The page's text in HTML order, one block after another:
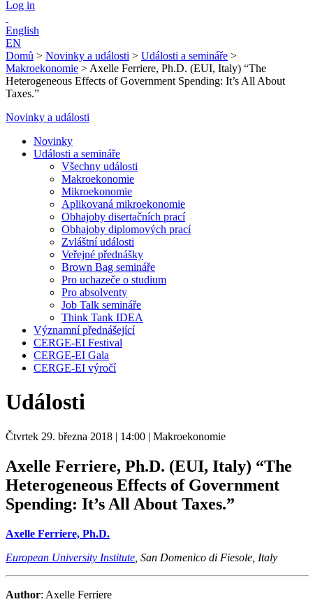
Log in
English
EN
Domů > Novinky a události > Události a semináře >
Makroekonomie > Axelle Ferriere, Ph.D. (EUI, Italy) “The
Heterogeneous Effects of Government Spending: It’s All About
Taxes.”
Novinky a události
Novinky
Události a semináře
Všechny události
Makroekonomie
Mikroekonomie
Aplikovaná mikroekonomie
Obhajoby disertačních prací
Obhajoby diplomových prací
Zvláštní události
Veřejné přednášky
Brown Bag semináře
Pro uchazeče o studium
Pro absolventy
Job Talk semináře
Think Tank IDEA
Významní přednášející
CERGE-EI Festival
CERGE-EI Gala
CERGE-EI výročí
Události
Čtvrtek 29. března 2018 | 14:00 | Makroekonomie
Axelle Ferriere, Ph.D. (EUI, Italy) “The
Heterogeneous Effects of Government
Spending: It’s All About Taxes.”
Axelle Ferriere, Ph.D.
European University Institute , San Domenico di Fiesole, Italy
Author: Axelle Ferriere